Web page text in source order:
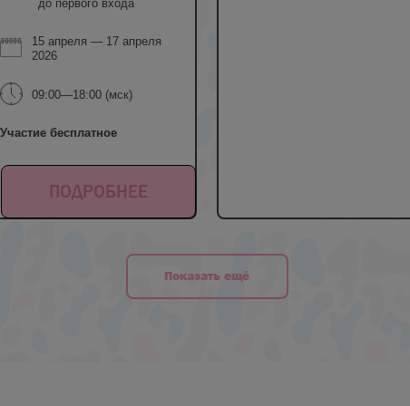
до первого входа
15 апреля — 17 апреля
2026
09:00—18:00 (мск)
Участие бесплатное
ПОДРОБНЕЕ
Показать ещё